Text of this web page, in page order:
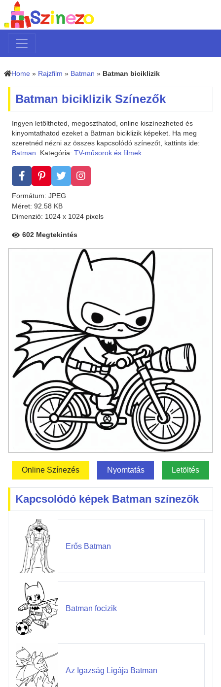
Home » Rajzfilm » Batman » Batman biciklizik
Batman biciklizik Színezők
Ingyen letöltheted, megoszthatod, online kiszínezheted és
kinyomtathatod ezeket a Batman biciklizik képeket. Ha meg
szeretnéd nézni az összes kapcsolódó színezőt, kattints ide:
Batman. Kategória: TV-műsorok és filmek
Formátum: JPEG
Méret: 92.58 KB
Dimenzió: 1024 x 1024 pixels
602 Megtekintés
Online Színezés Nyomtatás Letöltés
Kapcsolódó képek Batman színezők
Erős Batman
Batman focizik
Az Igazság Ligája Batman